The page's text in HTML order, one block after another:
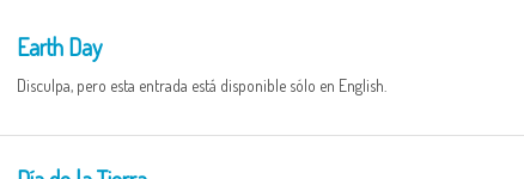
Earth Day
Disculpa, pero esta entrada está disponible sólo en English.